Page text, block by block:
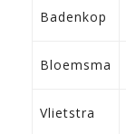
Badenkop
Bloemsma
Vlietstra